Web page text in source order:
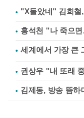
"X돌았네" 김희
홍석천 "나 죽으
권상우 "내 또래
김제동, 방송 뜸